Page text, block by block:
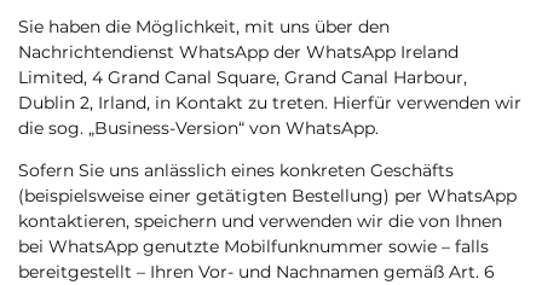
Sie haben die Möglichkeit, mit uns über den
Nachrichtendienst WhatsApp der WhatsApp Ireland
Limited, 4 Grand Canal Square, Grand Canal Harbour,
Dublin 2, Irland, in Kontakt zu treten. Hierfür verwenden wir
die sog. „Business-Version“ von WhatsApp.
Sofern Sie uns anlässlich eines konkreten Geschäfts
(beispielsweise einer getätigten Bestellung) per WhatsApp
kontaktieren, speichern und verwenden wir die von Ihnen
bei WhatsApp genutzte Mobilfunknummer sowie – falls
bereitgestellt – Ihren Vor- und Nachnamen gemäß Art. 6